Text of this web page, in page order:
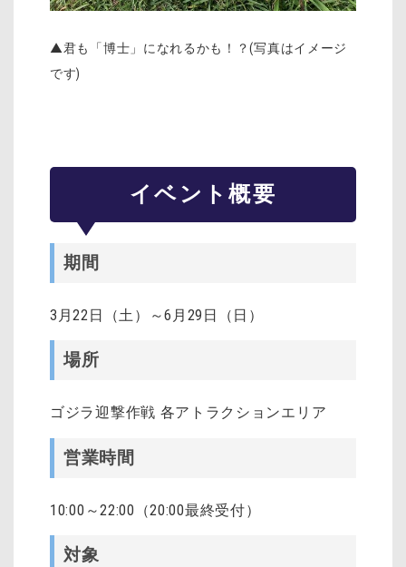
▲君も「博士」になれるかも！？(写真はイメージ
です)
イベント概要
期間
3月22日（土）～6月29日（日）
場所
ゴジラ迎撃作戦 各アトラクションエリア
営業時間
10:00～22:00（20:00最終受付）
対象